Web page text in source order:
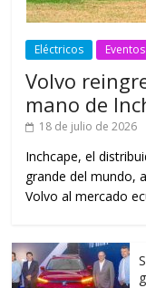
Eléctricos Eventos
Volvo
mano de
18 de julio de 2026
Inchcape, el
grande del mundo,
Volvo al mercado